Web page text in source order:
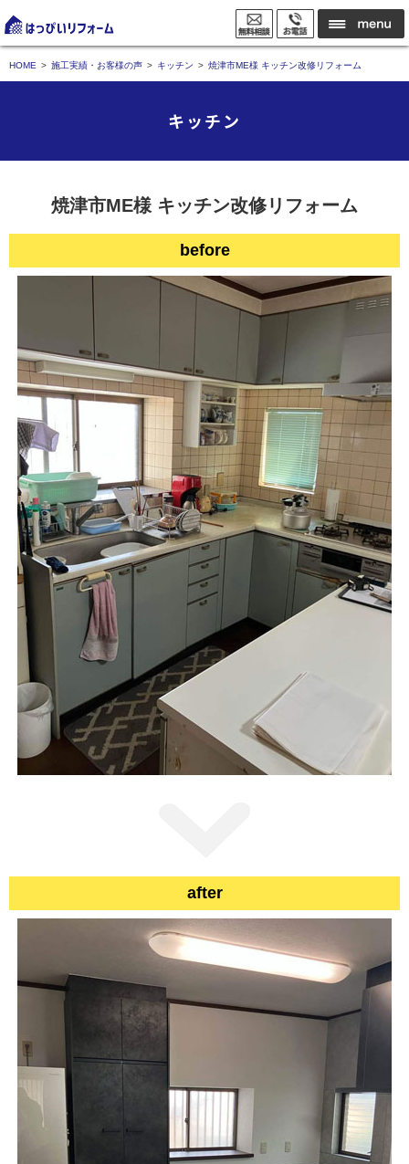
HOME 施工実績・お客様の声 キッチン 焼津市ME様 キッチン改修リフォーム
キッチン
焼津市ME様 キッチン改修リフォーム
before
after